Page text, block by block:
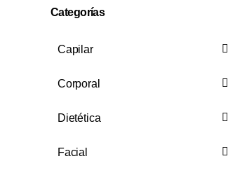
Categorías
Capilar
Corporal
Dietética
Facial